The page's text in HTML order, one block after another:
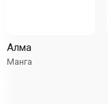
Алма
Манга